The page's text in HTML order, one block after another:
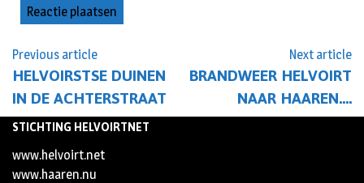
Previous article
HELVOIRSTSE DUINEN
IN DE ACHTERSTRAAT
Next article
BRANDWEER HELVOIRT
NAAR HAAREN….
STICHTING HELVOIRTNET
www.helvoirt.net
www.haaren.nu